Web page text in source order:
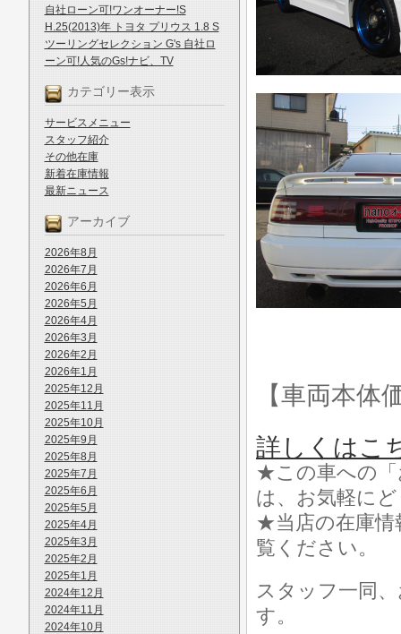
自社ローン可!ワンオーナー!S
H.25(2013)年 トヨタ プリウス 1.8 S
ツーリングセレクション G's 自社ロ
ーン可!人気のGs!ナビ、TV
カテゴリー表示
サービスメニュー
スタッフ紹介
その他在庫
新着在庫情報
最新ニュース
アーカイブ
2026年8月
2026年7月
2026年6月
2026年5月
2026年4月
2026年3月
2026年2月
2026年1月
2025年12月
2025年11月
2025年10月
2025年9月
2025年8月
2025年7月
2025年6月
2025年5月
2025年4月
2025年3月
2025年2月
2025年1月
2024年12月
2024年11月
2024年10月
【車両本体
詳しくはこ
★この車への「
は、お気軽に
★当店の在庫情
覧ください。
スタッフ一同
す。